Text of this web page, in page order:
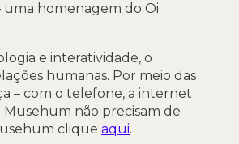
uma homenagem do Oi
e interatividade, o
humanas. Por meio das
– com o telefone, a internet
Musehum não precisam de
cliqueaqui.